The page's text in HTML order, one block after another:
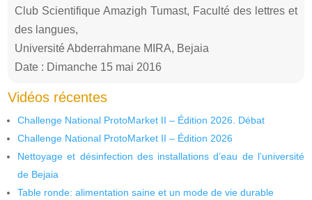
Club Scientifique Amazigh Tumast, Faculté des lettres et
des langues,
Université Abderrahmane MIRA, Bejaia
Date : Dimanche 15 mai 2016
Vidéos récentes
Challenge National ProtoMarket II – Édition 2026. Débat
Challenge National ProtoMarket II – Édition 2026
Nettoyage et désinfection des installations d’eau de l’université
de Bejaia
Table ronde: alimentation saine et un mode de vie durable